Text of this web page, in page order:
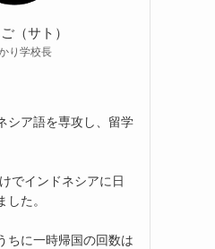
（サト）
り学校長
シア語を専攻し、留学
でインドネシアに日
た。
ちに一時帰国の回数は